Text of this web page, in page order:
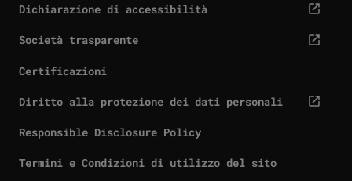
Dichiarazione di accessibilità
cta.screenReaderExternal
Società trasparente
cta.screenReaderExternal
Certificazioni
Diritto alla protezione dei dati personali
cta.screenReaderExternal
Responsible Disclosure Policy
Termini e Condizioni di utilizzo del sito